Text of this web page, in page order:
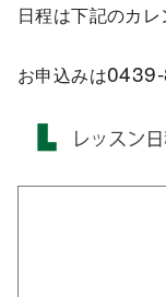
日程は下記のカレ
お申込みは